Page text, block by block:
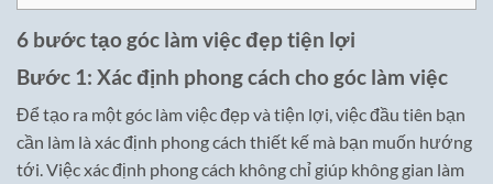
6 bước tạo góc làm việc đẹp tiện lợi
Bước 1: Xác định phong cách cho góc làm việc
Để tạo ra một góc làm việc đẹp và tiện lợi, việc đầu tiên bạn
cần làm là xác định phong cách thiết kế mà bạn muốn hướng
tới. Việc xác định phong cách không chỉ giúp không gian làm